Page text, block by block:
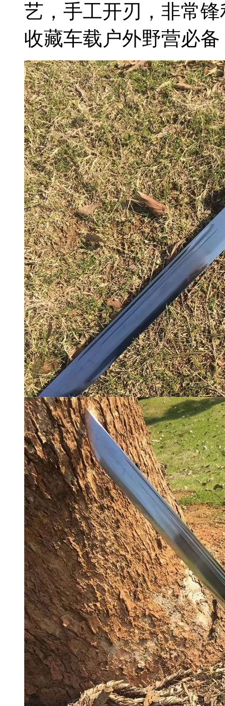
艺，手工开刃，非常
收藏车载户外野营必备